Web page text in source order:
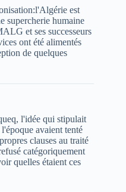
est
supercherie humaine
et ses successeurs
ont été alimentés
de quelques
l'idée qui stipulait
avaient tenté
clauses au traité
catégoriquement
quelles étaient ces